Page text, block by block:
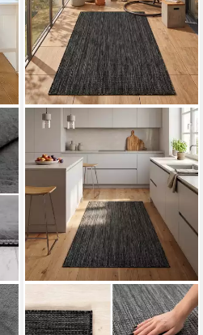
TEPPIUM
Teppich Einfarbig, Läufer,